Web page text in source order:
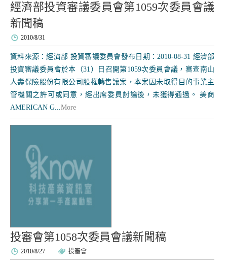
經濟部投資審議委員會第1059次委員會議
新聞稿
2010/8/31
資料來源：經濟部 投資審議委員會發布日期：2010-08-31 經濟部
投資審議委員會於本（31）日召開第1059次委員會議，審查南山
人壽保險股份有限公司股權轉售讓案，本案因未取得目的事業主
管機關之許可或同意，經出席委員討論後，未獲得通過。 美商
AMERICAN G...More
投審會第1058次委員會議新聞稿
2010/8/27 投審會